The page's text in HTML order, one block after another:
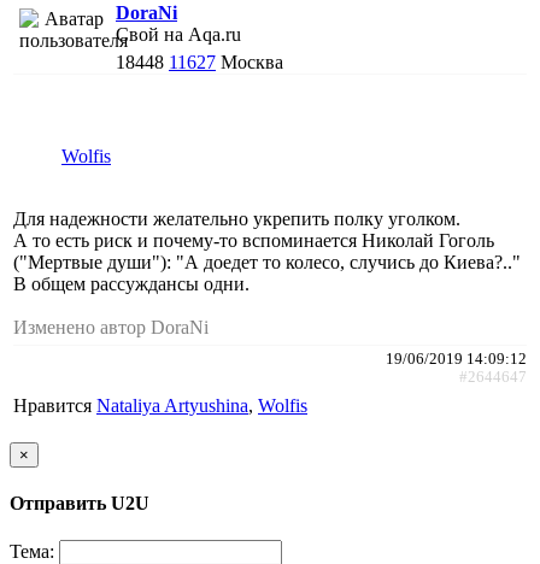
DoraNi
Свой на Aqa.ru
18448 11627 Москва
Wolfis
Для надежности желательно укрепить полку уголком.
А то есть риск и почему-то вспоминается Николай Гоголь
("Мертвые души"): "А доедет то колесо, случись до Киева?.."
В общем рассуждансы одни.
Изменено автор DoraNi
19/06/2019 14:09:12
#2644647
Нравится Nataliya Artyushina, Wolfis
×
Отправить U2U
Тема: